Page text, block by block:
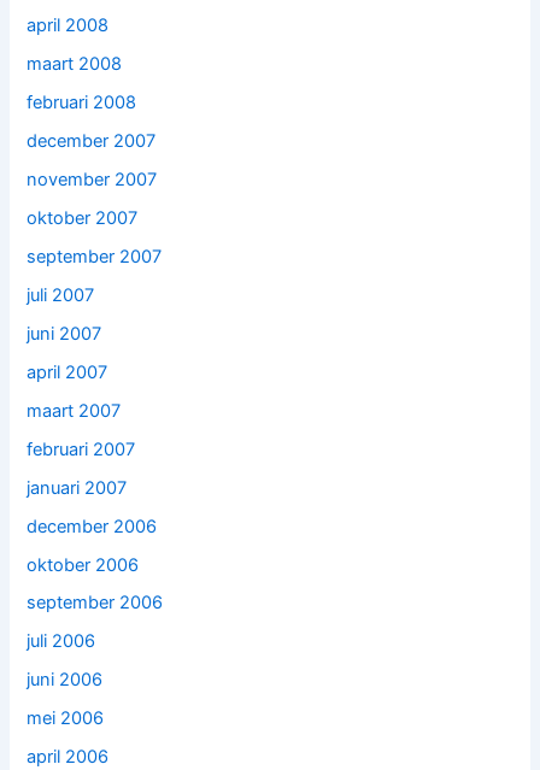
april 2008
maart 2008
februari 2008
december 2007
november 2007
oktober 2007
september 2007
juli 2007
juni 2007
april 2007
maart 2007
februari 2007
januari 2007
december 2006
oktober 2006
september 2006
juli 2006
juni 2006
mei 2006
april 2006